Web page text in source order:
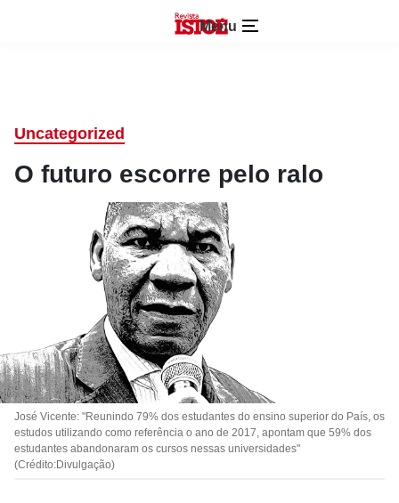
Menu
Uncategorized
O futuro escorre pelo ralo
José Vicente: "Reunindo 79% dos estudantes do ensino superior do País, os
estudos utilizando como referência o ano de 2017, apontam que 59% dos
estudantes abandonaram os cursos nessas universidades"
(Crédito:Divulgação)